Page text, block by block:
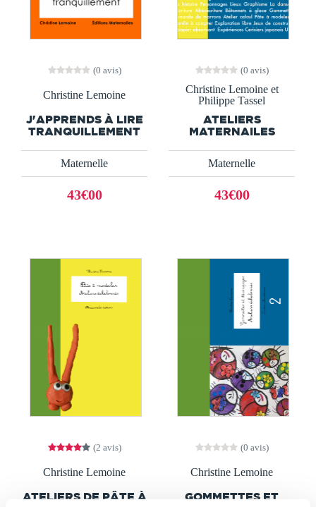
(0 avis)
Christine Lemoine
J'APPRENDS À LIRE
TRANQUILLEMENT
Maternelle
43€00
(0 avis)
Christine Lemoine et
Philippe Tassel
ATELIERS
MATERNAILES
Maternelle
43€00
(2 avis)
Christine Lemoine
ATELIERS DE PÂTE À
(0 avis)
Christine Lemoine
GOMMETTES ET